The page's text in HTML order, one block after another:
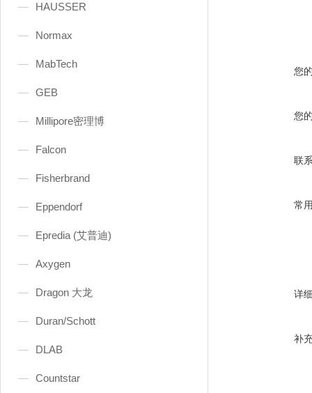
HAUSSER
Normax
MabTech
GEB
Millipore密理博
Falcon
Fisherbrand
Eppendorf
Epredia (艾普迪)
Axygen
Dragon 大龙
Duran/Schott
DLAB
Countstar
您
您
联
常
详
补